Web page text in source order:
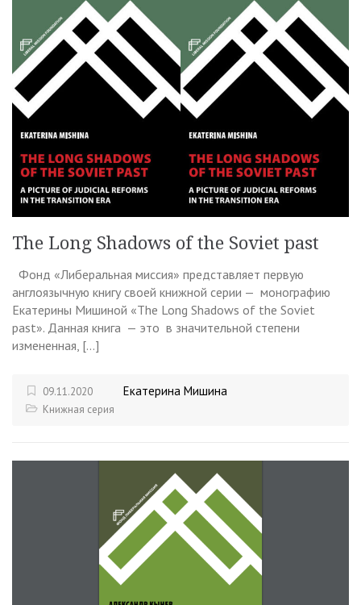
The Long Shadows of the Soviet past
Фонд «Либеральная миссия» представляет первую
англоязычную книгу своей книжной серии — монографию
Екатерины Мишиной «The Long Shadows of the Soviet
past». Данная книга — это в значительной степени
измененная, […]
09.11.2020 Екатерина Мишина
Книжная серия